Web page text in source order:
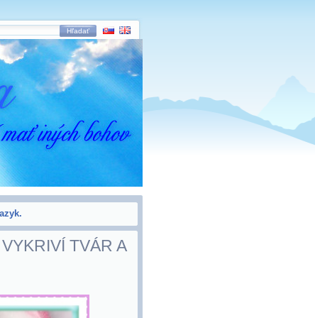
TVÁR A
Hľadať